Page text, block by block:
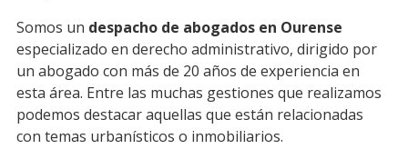
Somos un despacho de abogados en Ourense
especializado en derecho administrativo, dirigido por
un abogado con más de 20 años de experiencia en
esta área. Entre las muchas gestiones que realizamos
podemos destacar aquellas que están relacionadas
con temas urbanísticos o inmobiliarios.